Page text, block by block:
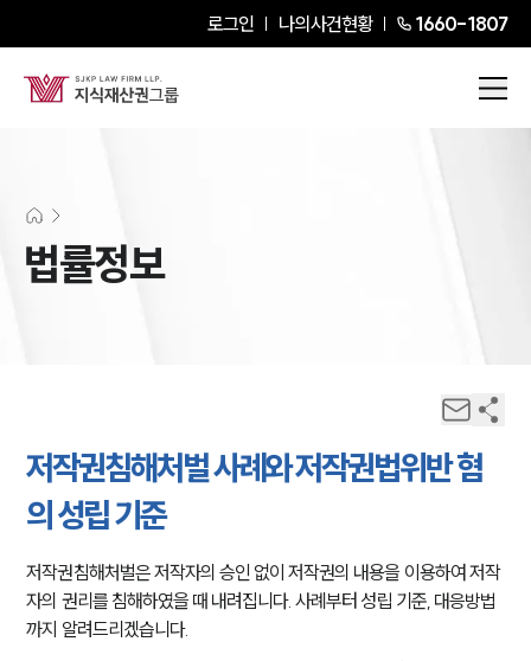
로그인 나의사건현황 1660-1807
법률정보
저작권침해처벌 사례와 저작권법위반 혐
의 성립 기준
저작권침해처벌은 저작자의 승인 없이 저작권의 내용을 이용하여 저작
자의 권리를 침해하였을 때 내려집니다. 사례부터 성립 기준, 대응방법
까지 알려드리겠습니다.